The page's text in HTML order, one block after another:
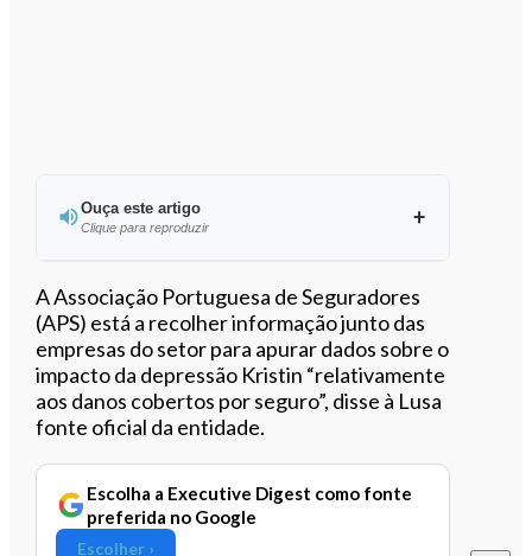
Ouça este artigo
Clique para reproduzir
Ouvir este artigo
A Associação Portuguesa de Seguradores
(APS) está a recolher informação junto das
empresas do setor para apurar dados sobre o
impacto da depressão Kristin “relativamente
aos danos cobertos por seguro”, disse à Lusa
fonte oficial da entidade.
Escolha a Executive Digest como fonte
preferida no Google
Escolher ›